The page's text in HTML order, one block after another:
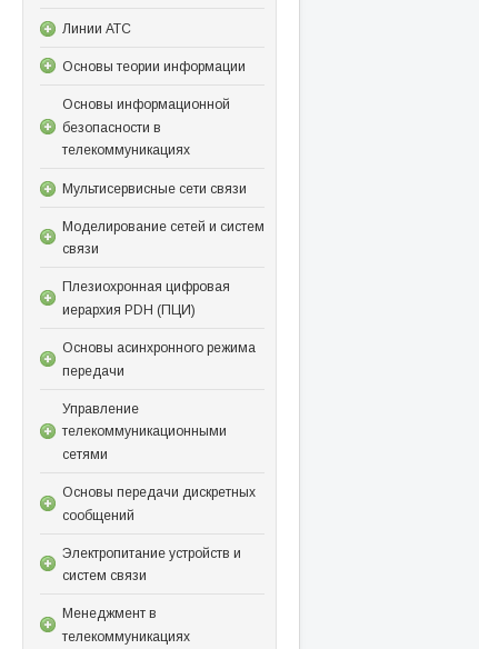
Линии АТС
Основы теории информации
Основы информационной
безопасности в
телекоммуникациях
Мультисервисные сети связи
Моделирование сетей и систем
связи
Плезиохронная цифровая
иерархия PDH (ПЦИ)
Основы асинхронного режима
передачи
Управление
телекоммуникационными
сетями
Основы передачи дискретных
сообщений
Электропитание устройств и
систем связи
Менеджмент в
телекоммуникациях